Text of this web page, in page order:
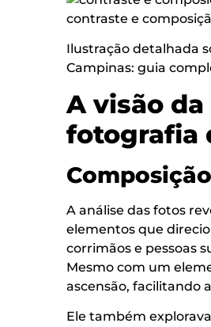
Ilustração detalhada
Campinas: guia
A visão
fotografia
A análise das fotos
elementos que
corrimãos e pessoas
Mesmo com um
ascensão, facilitando
Ele também